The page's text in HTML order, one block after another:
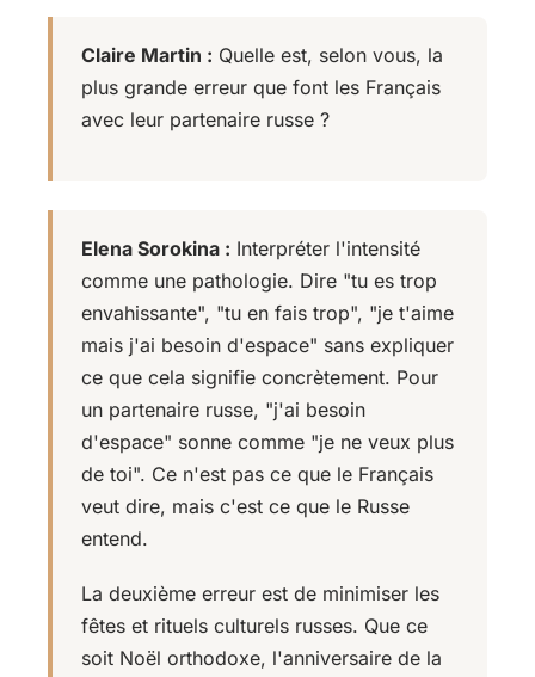
Claire Martin : Quelle est, selon vous, la
plus grande erreur que font les Français
avec leur partenaire russe ?
Elena Sorokina : Interpréter l'intensité
comme une pathologie. Dire "tu es trop
envahissante", "tu en fais trop", "je t'aime
mais j'ai besoin d'espace" sans expliquer
ce que cela signifie concrètement. Pour
un partenaire russe, "j'ai besoin
d'espace" sonne comme "je ne veux plus
de toi". Ce n'est pas ce que le Français
veut dire, mais c'est ce que le Russe
entend.
La deuxième erreur est de minimiser les
fêtes et rituels culturels russes. Que ce
soit Noël orthodoxe, l'anniversaire de la